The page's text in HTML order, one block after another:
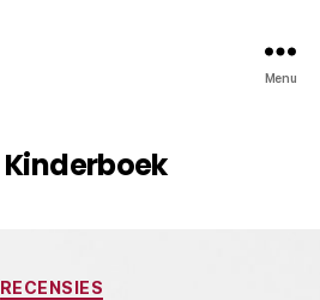
Menu
Kinderboek
Categorieën
RECENSIES